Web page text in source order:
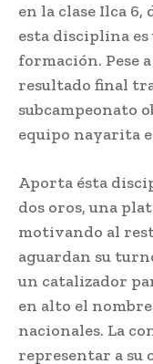
en la clase Ilca
esta disciplina
formación. Pese
resultado final
subcampeonato
equipo nayarita
Aporta ésta
dos oros, una
motivando al
aguardan su
un catalizador
en alto el
nacionales. La
representar a su